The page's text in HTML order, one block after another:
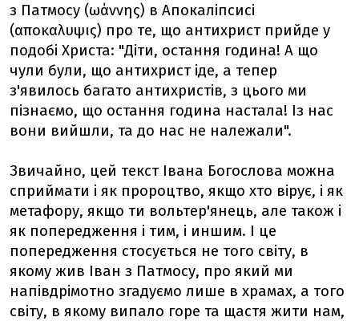
з Патмосу (Ἰωάννης) в Апокаліпсисі
(αποκαλυψις) про те, що антихрист прийде у
подобі Христа: "Діти, остання година! А що
чули були, що антихрист іде, а тепер
з'явилось багато антихристів, з цього ми
пізнаємо, що остання година настала! Із нас
вони вийшли, та до нас не належали".
Звичайно, цей текст Івана Богослова можна
сприймати і як пророцтво, якщо хто вірує, і як
метафору, якщо ти вольтер'янець, але також і
як попередження і тим, і иншим. І це
попередження стосується не того світу, в
якому жив Іван з Патмосу, про який ми
напівдрімотно згадуємо лише в храмах, а того
світу, в якому випало горе та щастя жити нам,